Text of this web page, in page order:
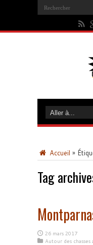
Accueil »
Tag
26 mars 2017
Autour des